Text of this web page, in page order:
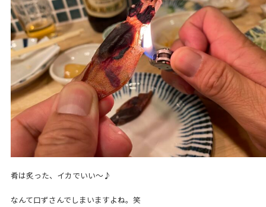
肴は炙った、イカでいい～♪
なんて口ずさんでしまいますよね。笑